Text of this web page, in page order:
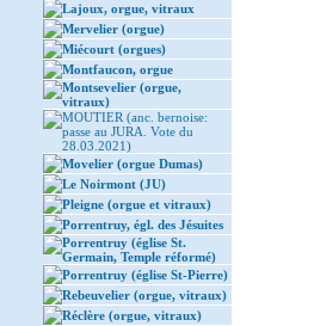
Lajoux, orgue, vitraux
Mervelier (orgue)
Miécourt (orgues)
Montfaucon, orgue
Montsevelier (orgue,
vitraux)
MOUTIER (anc. bernoise:
passe au JURA. Vote du
28.03.2021)
Movelier (orgue Dumas)
Le Noirmont (JU)
Pleigne (orgue et vitraux)
Porrentruy, égl. des Jésuites
Porrentruy (église St.
Germain, Temple réformé)
Porrentruy (église St-Pierre)
Rebeuvelier (orgue, vitraux)
Réclère (orgue, vitraux)